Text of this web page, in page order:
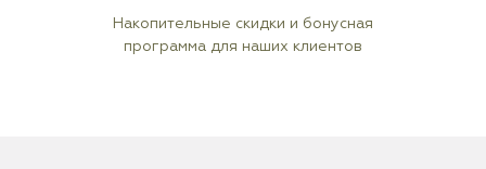
Накопительные скидки и бонусная
программа для наших клиентов